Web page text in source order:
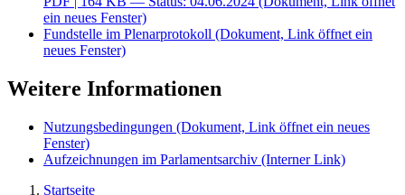
ein neues Fenster)
Fundstelle im Plenarprotokoll (Dokument, Link öffnet ein
neues Fenster)
Weitere Informationen
Nutzungsbedingungen (Dokument, Link öffnet ein neues
Fenster)
Aufzeichnungen im Parlamentsarchiv (Interner Link)
Startseite